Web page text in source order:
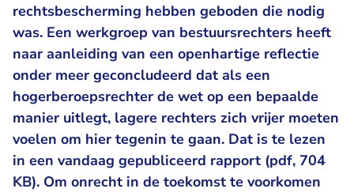
rechtsbescherming hebben geboden die nodig
was. Een werkgroep van bestuursrechters heeft
naar aanleiding van een openhartige reflectie
onder meer geconcludeerd dat als een
hogerberoepsrechter de wet op een bepaalde
manier uitlegt, lagere rechters zich vrijer moeten
voelen om hier tegenin te gaan. Dat is te lezen
in een vandaag gepubliceerd rapport (pdf, 704
KB). Om onrecht in de toekomst te voorkomen